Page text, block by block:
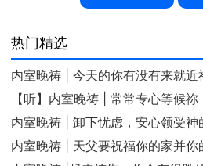
热门精选
内室晚祷 | 今天的你有没有来就近
【听】内室晚祷 | 常常专心等候祢
内室晚祷 | 卸下忧虑，安心领受神
内室晚祷 | 天父要祝福你的家并你